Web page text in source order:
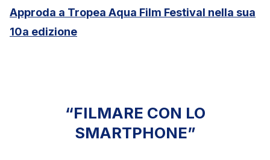
Approda a Tropea Aqua Film Festival nella sua
10a edizione
“FILMARE CON LO
SMARTPHONE”